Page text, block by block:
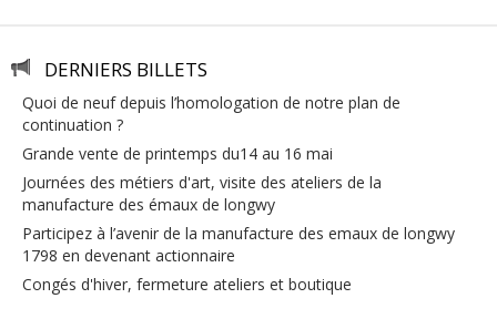
DERNIERS BILLETS
quoi de neuf depuis l’homologation de notre plan de
continuation ?
grande vente de printemps du14 au 16 mai
journées des métiers d'art, visite des ateliers de la
manufacture des émaux de longwy
participez à l’avenir de la manufacture des emaux de longwy
1798 en devenant actionnaire
congés d'hiver, fermeture ateliers et boutique